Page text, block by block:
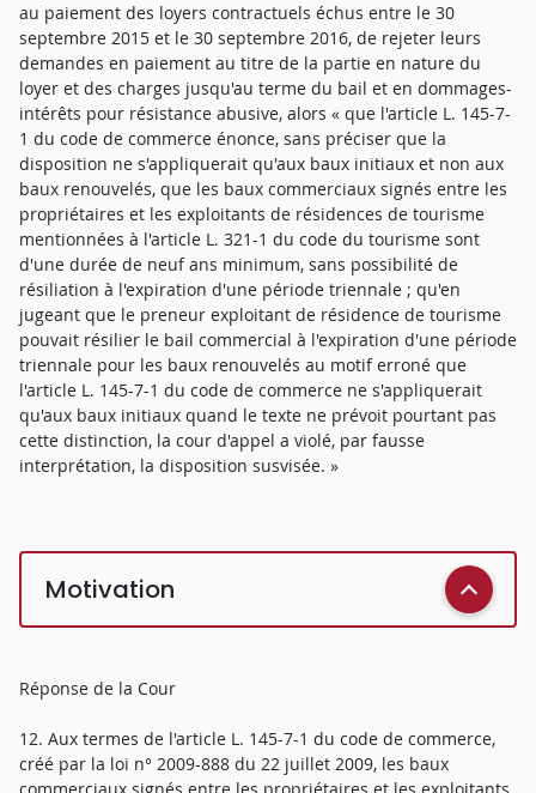
au paiement des loyers contractuels échus entre le 30
septembre 2015 et le 30 septembre 2016, de rejeter leurs
demandes en paiement au titre de la partie en nature du
loyer et des charges jusqu'au terme du bail et en dommages-
intérêts pour résistance abusive, alors « que l'article L. 145-7-
1 du code de commerce énonce, sans préciser que la
disposition ne s'appliquerait qu'aux baux initiaux et non aux
baux renouvelés, que les baux commerciaux signés entre les
propriétaires et les exploitants de résidences de tourisme
mentionnées à l'article L. 321-1 du code du tourisme sont
d'une durée de neuf ans minimum, sans possibilité de
résiliation à l'expiration d'une période triennale ; qu'en
jugeant que le preneur exploitant de résidence de tourisme
pouvait résilier le bail commercial à l'expiration d'une période
triennale pour les baux renouvelés au motif erroné que
l'article L. 145-7-1 du code de commerce ne s'appliquerait
qu'aux baux initiaux quand le texte ne prévoit pourtant pas
cette distinction, la cour d'appel a violé, par fausse
interprétation, la disposition susvisée. »
Motivation
Réponse de la Cour
12. Aux termes de l'article L. 145-7-1 du code de commerce,
créé par la loi n° 2009-888 du 22 juillet 2009, les baux